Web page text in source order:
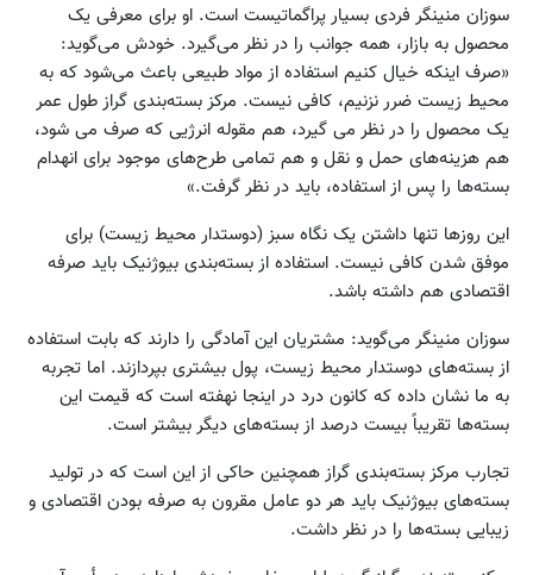
سوزان منینگر فردی بسیار پراگماتیست است. او برای معرفی یک
محصول به بازار، همه جوانب را در نظر می‌گیرد. خودش می‌گوید:
«صرف اینکه خیال کنیم استفاده از مواد طبیعی باعث می‌شود که به
محیط زیست ضرر نزنیم، کافی نیست. مرکز بسته‌بندی گراز طول عمر
یک محصول را در نظر می گیرد، هم مقوله انرژیی که صرف می شود،
هم هزینه‌های حمل و نقل و هم تمامی طرح‌های موجود برای انهدام
بسته‌ها را پس از استفاده، باید در نظر گرفت.»
این روزها تنها داشتن یک نگاه سبز (دوستدار محیط زیست) برای
موفق شدن کافی نیست. استفاده از بسته‌بندی بیوژنیک باید صرفه
اقتصادی هم داشته باشد.
سوزان منینگر می‌گوید: مشتریان این آمادگی را دارند که بابت استفاده
از بسته‌های دوستدار محیط زیست، پول بیشتری بپردازند. اما تجربه
به ما نشان داده که کانون درد در اینجا نهفته است که قیمت این
بسته‌ها تقریباً بیست درصد از بسته‌های دیگر بیشتر است.
تجارب مرکز بسته‌بندی گراز همچنین حاکی از این است که در تولید
بسته‌های بیوژنیک باید هر دو عامل مقرون به صرفه بودن اقتصادی و
زیبایی بسته‌ها را در نظر داشت.